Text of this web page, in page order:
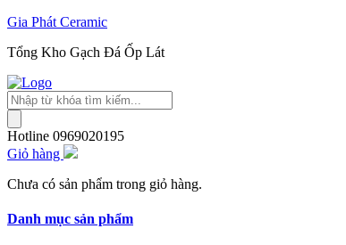
Gia Phát Ceramic
Tổng Kho Gạch Đá Ốp Lát
Tìm
kiếm
sản
phẩm
Hotline 0969020195
Giỏ hàng
Chưa có sản phẩm trong giỏ hàng.
Danh mục sản phẩm